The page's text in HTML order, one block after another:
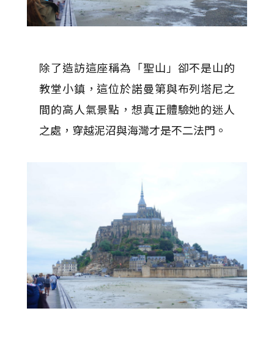
除了造訪這座稱為「聖山」卻不是山的
教堂小鎮，這位於諾曼第與布列塔尼之
間的高人氣景點，想真正體驗她的迷人
之處，穿越泥沼與海灣才是不二法門。